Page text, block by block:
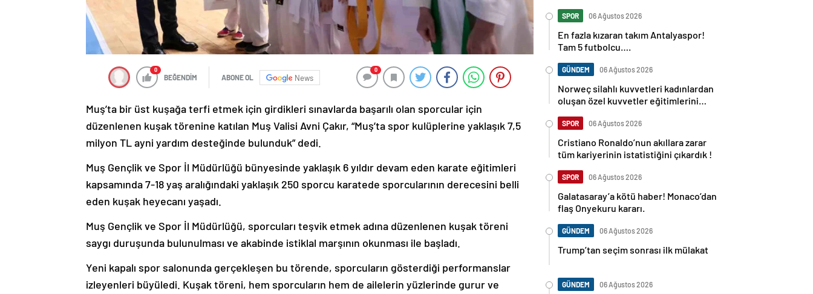
0
BEĞENDİM ABONE OL News
0
Muş’ta bir üst kuşağa terfi etmek için girdikleri sınavlarda başarılı olan sporcular için
düzenlenen kuşak törenine katılan Muş Valisi Avni Çakır, “Muş’ta spor kulüplerine yaklaşık 7,5
milyon TL ayni yardım desteğinde bulunduk” dedi.
Muş Gençlik ve Spor İl Müdürlüğü bünyesinde yaklaşık 6 yıldır devam eden karate eğitimleri
kapsamında 7-18 yaş aralığındaki yaklaşık 250 sporcu karatede sporcularının derecesini belli
eden kuşak heyecanı yaşadı.
Muş Gençlik ve Spor İl Müdürlüğü, sporcuları teşvik etmek adına düzenlenen kuşak töreni
saygı duruşunda bulunulması ve akabinde istiklal marşının okunması ile başladı.
Yeni kapalı spor salonunda gerçekleşen bu törende, sporcuların gösterdiği performanslar
izleyenleri büyüledi. Kuşak töreni, hem sporcuların hem de ailelerin yüzlerinde gurur ve
SPOR 06 Ağustos 2026
En fazla kızaran takım Antalyaspor!
Tam 5 futbolcu….
GÜNDEM 06 Ağustos 2026
Norweç silahlı kuvvetleri kadınlardan
oluşan özel kuvvetler eğitimlerini
SPOR 06 Ağustos 2026
Cristiano Ronaldo’nun akıllara zarar
tüm kariyerinin istatistiğini çıkardık !
SPOR 06 Ağustos 2026
Galatasaray’a kötü haber! Monaco’dan
flaş Onyekuru kararı.
GÜNDEM 06 Ağustos 2026
Trump’tan seçim sonrası ilk mülakat
GÜNDEM 06 Ağustos 2026